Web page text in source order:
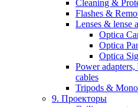
Cleaning &
Flashes &
Lenses & lense
Optica
Optica
Optica
Power adapters,
cables
Tripods &
9. Проекторы